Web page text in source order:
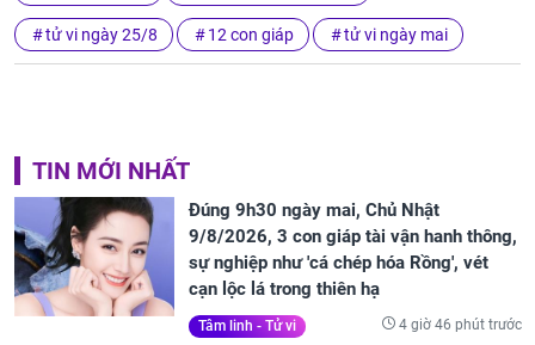
tử vi ngày 25/8 12 con giáp tử vi ngày mai
TIN MỚI NHẤT
Đúng 9h30 ngày mai, Chủ Nhật
9/8/2026, 3 con giáp tài vận hanh thông,
sự nghiệp như 'cá chép hóa Rồng', vét
cạn lộc lá trong thiên hạ
Tâm linh - Tử vi 4 giờ 46 phút trước